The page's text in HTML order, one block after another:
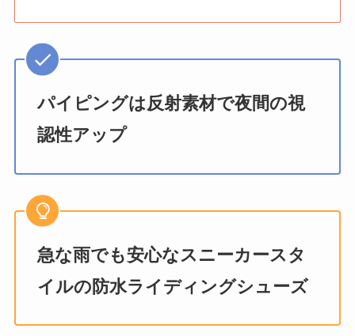
パイピングは反射素材で夜間の視
認性アップ
急な雨でも安心なスニーカースタ
イルの防水ライディングシューズ